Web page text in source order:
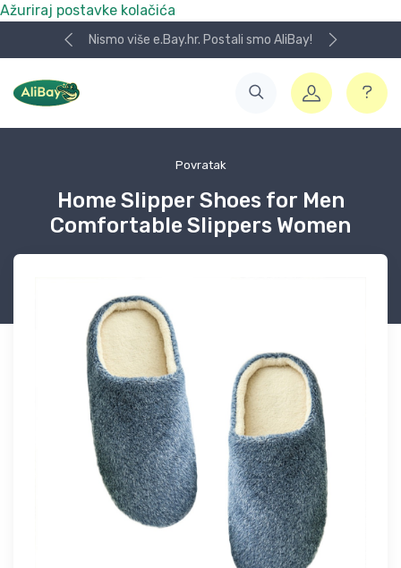
Ažuriraj postavke kolačića
Nismo više e.Bay.hr. Postali smo AliBay!
Povratak
Home Slipper Shoes for Men
Comfortable Slippers Women